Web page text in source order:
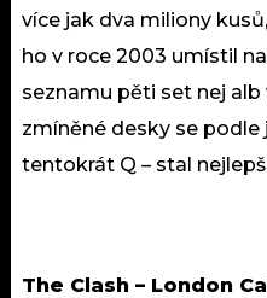
více jak dva miliony
ho v roce 2003 umístil
seznamu pěti set nej
zmíněné desky se podle
tentokrát Q – stal
The Clash – London